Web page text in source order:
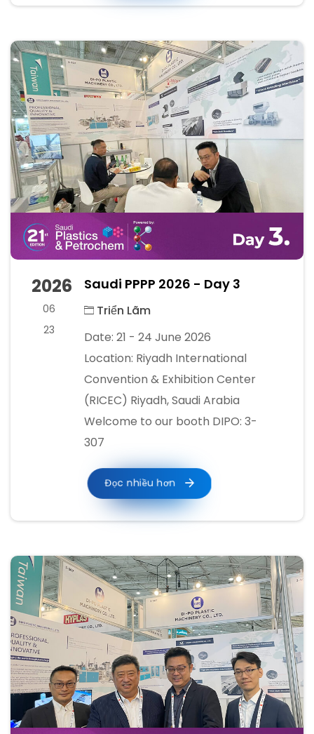
2026
06
23
Saudi PPPP 2026 - Day 3
Triển Lãm
Date: 21 - 24 June 2026
Location: Riyadh International
Convention & Exhibition Center
(RICEC) Riyadh, Saudi Arabia
Welcome to our booth DIPO: 3-
307
Đọc nhiều hơn